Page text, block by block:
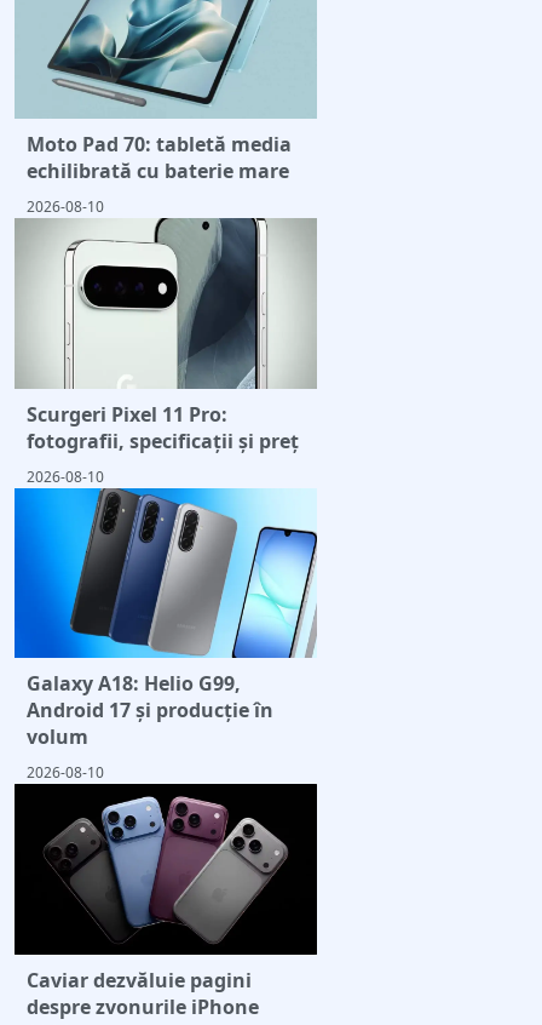
Moto Pad 70: tabletă media
echilibrată cu baterie mare
2026-08-10
Scurgeri Pixel 11 Pro:
fotografii, specificații și preț
2026-08-10
Galaxy A18: Helio G99,
Android 17 și producție în
volum
2026-08-10
Caviar dezvăluie pagini
despre zvonurile iPhone